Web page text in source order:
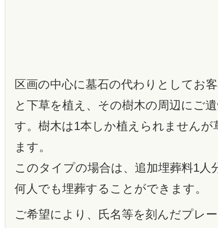
区画の中心に墓石の代わりとしてお
と下草を植え、その樹木の周辺にご
す。樹木は1本しか植えられませんが
ます。
このタイプの場合は、追加埋葬料1人
何人でも埋葬することができます。
ご希望により、氏名等を刻んだプレ